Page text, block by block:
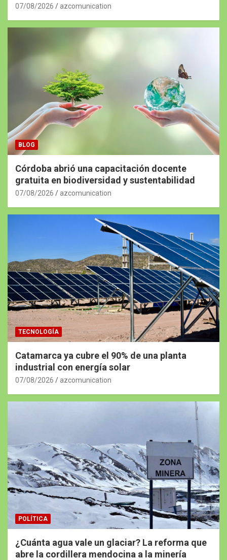
07/08/2026 azcomunication
BLOG
Córdoba abrió una capacitación docente
gratuita en biodiversidad y sustentabilidad
07/08/2026 azcomunication
TECNOLOGÍA
Catamarca ya cubre el 90% de una planta
industrial con energía solar
07/08/2026 azcomunication
POLÍTICA
¿Cuánta agua vale un glaciar? La reforma que
abre la cordillera mendocina a la minería